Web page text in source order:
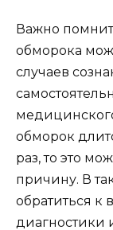
Важно
обморока
случаев
обморок
раз, то это
причину. В
обратиться к
диагностики